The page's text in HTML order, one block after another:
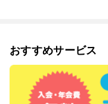
おすすめサービス